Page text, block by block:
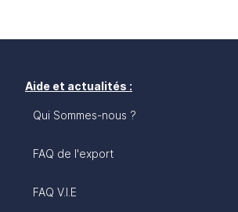
Aide et actualités :
Qui Sommes-nous ?
FAQ de l'export
FAQ V.I.E